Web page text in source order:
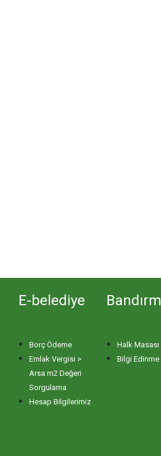
E-belediye
Borç Ödeme
Emlak Vergisi >
Arsa m2 Değeri
Sorgulama
Hesap Bilgilerimiz
Halk Masası
Bilgi Edinme